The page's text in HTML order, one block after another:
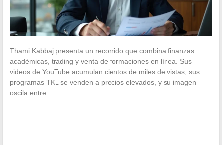
Thami Kabbaj presenta un recorrido que combina finanzas
académicas, trading y venta de formaciones en línea. Sus
videos de YouTube acumulan cientos de miles de vistas, sus
programas TKL se venden a precios elevados, y su imagen
oscila entre…